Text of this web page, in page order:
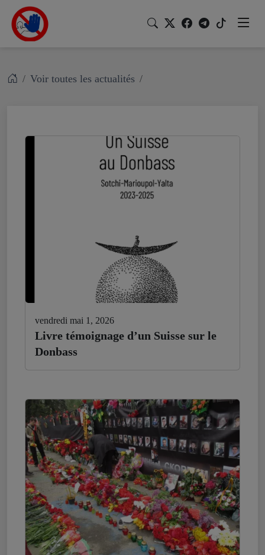
Voir toutes les actualités
vendredi mai 1, 2026
Livre témoignage d’un Suisse sur le
Donbass